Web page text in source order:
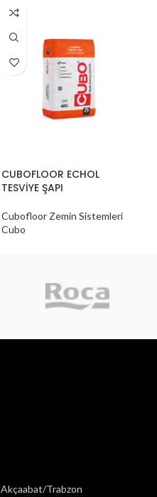
CUBOFLOOR ECHOL
TESVİYE ŞAPI
Cubofloor Zemin Sistemleri
Cubo
Trabzon